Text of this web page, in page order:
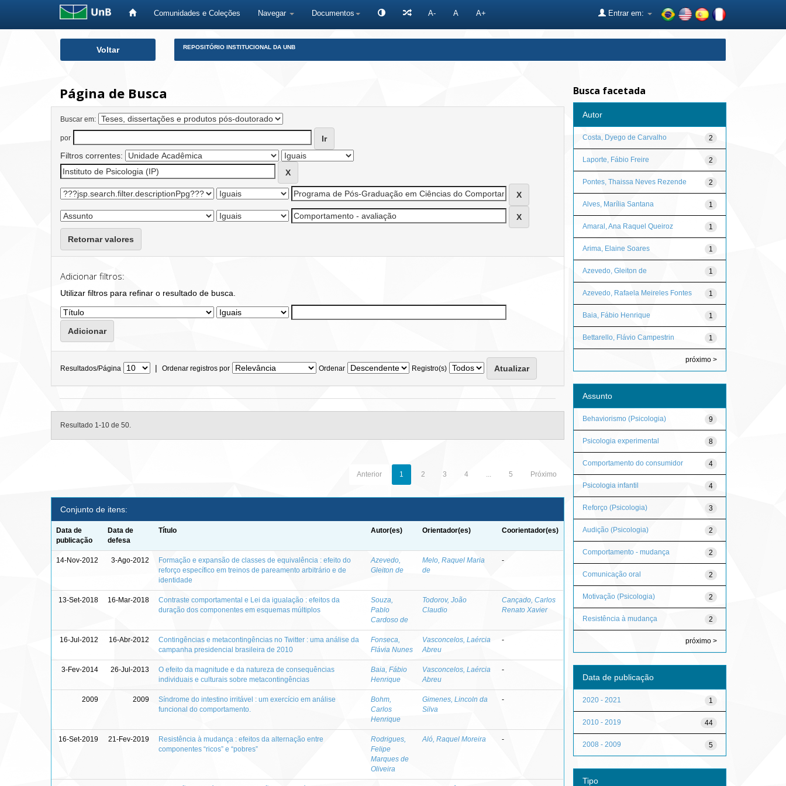
Comunidades e Coleções Navegar Documentos A- A A+ Entrar em:
Voltar REPOSITÓRIO INSTITUCIONAL DA UNB
Página de Busca
Buscar em:
por
Filtros correntes:
Retornar valores
Adicionar filtros:
Utilizar filtros para refinar o resultado de busca.
Resultados/Página | Ordenar registros por Ordenar Registro(s)
Resultado 1-10 de 50.
Anterior 1 2 3 4 ... 5 Próximo
Conjunto de itens:
Data de
publicação
Data de
defesa
Título Autor(es) Orientador(es) Coorientador(es)
14-Nov-2012 3-Ago-2012
Formação e expansão de classes de equivalência : efeito do
reforço específico em treinos de pareamento arbitrário e de
identidade
Azevedo,
Gleiton de
Melo, Raquel Maria
de
-
13-Set-2018 16-Mar-2018
Contraste comportamental e Lei da igualação : efeitos da
duração dos componentes em esquemas múltiplos
Souza,
Pablo
Cardoso de
Todorov, João
Claudio
Cançado, Carlos
Renato Xavier
16-Jul-2012 16-Abr-2012
Contingências e metacontingências no Twitter : uma análise da
campanha presidencial brasileira de 2010
Fonseca,
Flávia Nunes
Vasconcelos, Laércia
Abreu
-
3-Fev-2014 26-Jul-2013
O efeito da magnitude e da natureza de consequências
individuais e culturais sobre metacontingências
Baia, Fábio
Henrique
Vasconcelos, Laércia
Abreu
-
2009 2009
Síndrome do intestino irritável : um exercício em análise
funcional do comportamento.
Bohm,
Carlos
Henrique
Gimenes, Lincoln da
Silva
-
16-Set-2019 21-Fev-2019
Resistência à mudança : efeitos da alternação entre
componentes “ricos” e “pobres”
Rodrigues,
Felipe
Marques de
Oliveira
Aló, Raquel Moreira -
Busca facetada
Autor
2
Costa, Dyego de Carvalho
2
Laporte, Fábio Freire
2
Pontes, Thaissa Neves Rezende
1
Alves, Marília Santana
1
Amaral, Ana Raquel Queiroz
1
Arima, Elaine Soares
1
Azevedo, Gleiton de
1
Azevedo, Rafaela Meireles Fontes
1
Baia, Fábio Henrique
1
Bettarello, Flávio Campestrin
próximo >
Assunto
9
Behaviorismo (Psicologia)
8
Psicologia experimental
4
Comportamento do consumidor
4
Psicologia infantil
3
Reforço (Psicologia)
2
Audição (Psicologia)
2
Comportamento - mudança
2
Comunicação oral
2
Motivação (Psicologia)
2
Resistência à mudança
próximo >
Data de publicação
1
2020 - 2021
44
2010 - 2019
5
2008 - 2009
Tipo